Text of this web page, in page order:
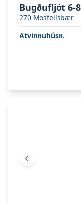
Bugðufljót 6-8
270 Mosfellsbær
Atvinnuhúsn.
Fyrri mynd